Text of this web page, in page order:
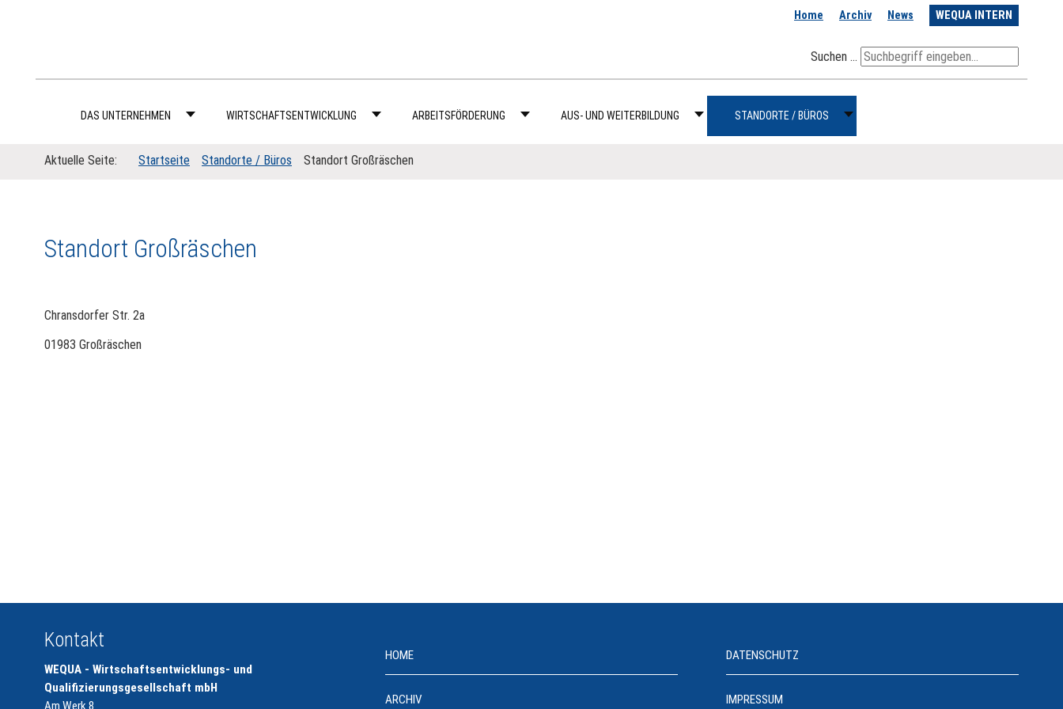
Home Archiv News WEQUA INTERN
Suchen ...
DAS UNTERNEHMEN WIRTSCHAFTSENTWICKLUNG ARBEITSFÖRDERUNG AUS- UND WEITERBILDUNG STANDORTE / BÜROS
Aktuelle Seite: Startseite Standorte / Büros Standort Großräschen
Standort Großräschen
Chransdorfer Str. 2a
01983 Großräschen
Kontakt
WEQUA - Wirtschaftsentwicklungs- und
Qualifizierungsgesellschaft mbH
Am Werk 8
HOME
ARCHIV
DATENSCHUTZ
IMPRESSUM